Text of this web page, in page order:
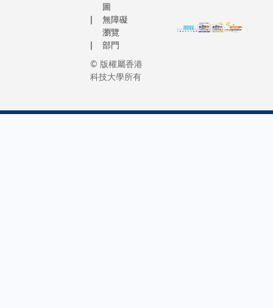
圖
無障礙
瀏覽
部門
© 版權屬香港
科技大學所有